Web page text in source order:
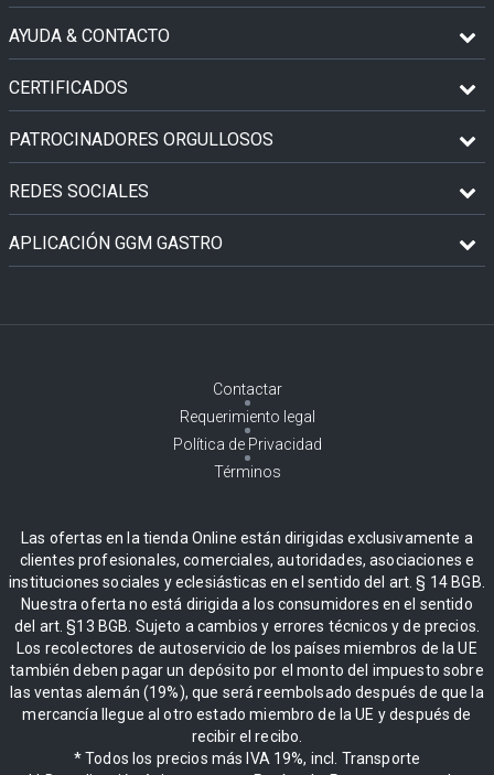
AYUDA & CONTACTO
CERTIFICADOS
PATROCINADORES ORGULLOSOS
REDES SOCIALES
APLICACIÓN GGM GASTRO
Contactar
Requerimiento legal
Política de Privacidad
Términos
Las ofertas en la tienda Online están dirigidas exclusivamente a
clientes profesionales, comerciales, autoridades, asociaciones e
instituciones sociales y eclesiásticas en el sentido del art. § 14 BGB.
Nuestra oferta no está dirigida a los consumidores en el sentido
del art. §13 BGB. Sujeto a cambios y errores técnicos y de precios.
Los recolectores de autoservicio de los países miembros de la UE
también deben pagar un depósito por el monto del impuesto sobre
las ventas alemán (19%), que será reembolsado después de que la
mercancía llegue al otro estado miembro de la UE y después de
recibir el recibo.
* Todos los precios más IVA 19%, incl. Transporte